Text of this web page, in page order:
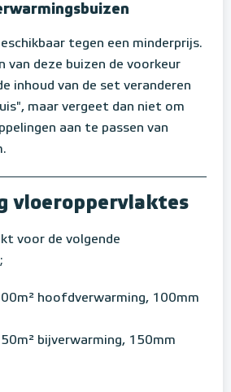
tegen een minderprijs.
van deze buizen de voorkeur
inhoud van de set veranderen
maar vergeet dan niet om
aan te passen van
vloeroppervlaktes
voor de volgende
hoofdverwarming, 100mm
bijverwarming, 150mm